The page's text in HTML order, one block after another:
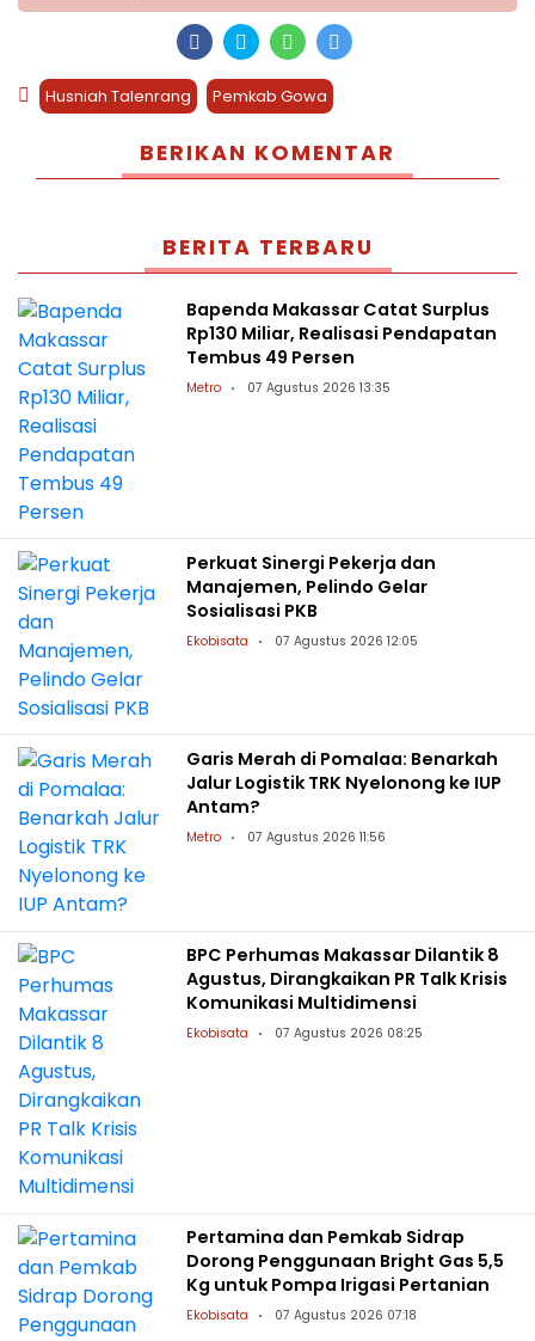
Husniah Talenrang Pemkab Gowa
BERIKAN KOMENTAR
BERITA TERBARU
Bapenda Makassar Catat Surplus
Rp130 Miliar, Realisasi Pendapatan
Tembus 49 Persen
Metro 07 Agustus 2026 13:35
Perkuat Sinergi Pekerja dan
Manajemen, Pelindo Gelar
Sosialisasi PKB
Ekobisata 07 Agustus 2026 12:05
Garis Merah di Pomalaa: Benarkah
Jalur Logistik TRK Nyelonong ke IUP
Antam?
Metro 07 Agustus 2026 11:56
BPC Perhumas Makassar Dilantik 8
Agustus, Dirangkaikan PR Talk Krisis
Komunikasi Multidimensi
Ekobisata 07 Agustus 2026 08:25
Pertamina dan Pemkab Sidrap
Dorong Penggunaan Bright Gas 5,5
Kg untuk Pompa Irigasi Pertanian
Ekobisata 07 Agustus 2026 07:18